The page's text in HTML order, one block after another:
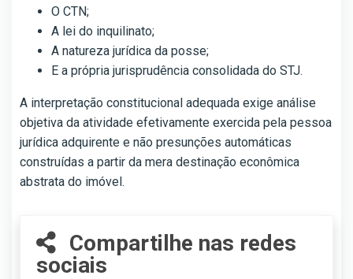
O CTN;
A lei do inquilinato;
A natureza jurídica da posse;
E a própria jurisprudência consolidada do STJ.
A interpretação constitucional adequada exige análise
objetiva da atividade efetivamente exercida pela pessoa
jurídica adquirente e não presunções automáticas
construídas a partir da mera destinação econômica
abstrata do imóvel.
Compartilhe nas redes
sociais